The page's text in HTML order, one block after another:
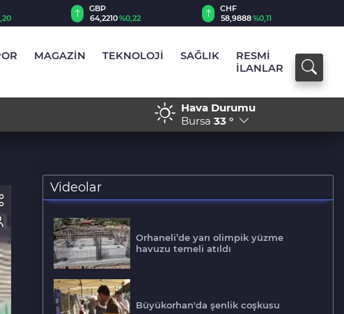
GBP
64,2210%0,22
CHF
58,9888%0,11
MAGAZİN TEKNOLOJİ SAĞLIK
RESMİ
İLANLAR
yuvarlandılar: 3 çocuk yaralandı 17:52 - AK Parti Sözcüsü
Hava Durumu
Bursa 33 °
Videolar
Orhaneli’de yarı olimpik yüzme
havuzu temeli atıldı
Büyükorhan'da şenlik coşkusu